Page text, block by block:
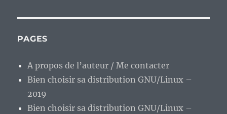
PAGES
A propos de l’auteur / Me contacter
Bien choisir sa distribution GNU/Linux –
2019
Bien choisir sa distribution GNU/Linux –